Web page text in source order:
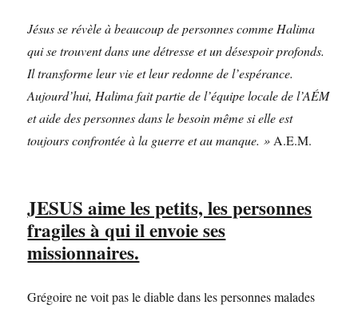
Jésus se révèle à beaucoup de personnes comme Halima
qui se trouvent dans une détresse et un désespoir profonds.
Il transforme leur vie et leur redonne de l’espérance.
Aujourd’hui, Halima fait partie de l’équipe locale de l’AÉM
et aide des personnes dans le besoin même si elle est
toujours confrontée à la guerre et au manque. » A.E.M.
JESUS aime les petits, les personnes
fragiles à qui il envoie ses
missionnaires.
Grégoire ne voit pas le diable dans les personnes malades